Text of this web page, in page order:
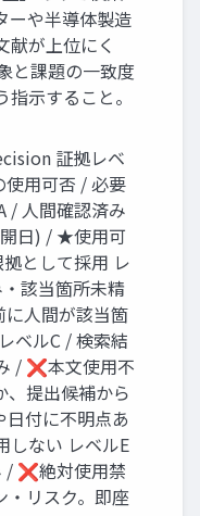
ーや半導体製造
献が上位にく
と課題の一致度
示すること。
証拠レベ
用可否 / 必要
/ 人間確認済み
日) / ★使用可
として採用 レ
該当箇所未精
人間が該当箇
ベルC / 検索結
/ ❌本文使用不
、提出候補から
付に不明点あ
しない レベルE
/ ❌絶対使用禁
・リスク。即座